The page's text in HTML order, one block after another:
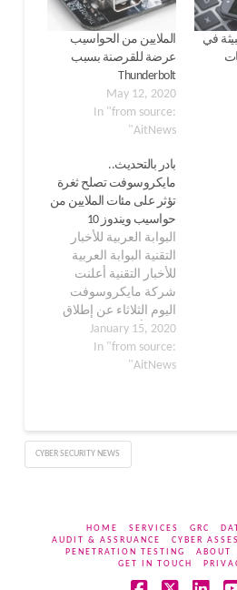
الملايين من الحواسيب
عرضة للقرصنة بسبب
Thunderbolt
May 12, 2020
In "from source:
AitNews"
في
بادر بالتحديث..
مايكروسوفت تصلح ثغرة
تؤثر على مئات الملايين من
حواسيب ويندوز 10
البوابة العربية للأخبار
التقنية البوابة العربية
للأخبار التقنية أعلنت
شركة مايكروسوفت
اليوم الثلاثاء عن إطلاق
إصلاح أمني لثغرة خطرة
جدًا تؤثر على مئات
الملايين من الحواسيب
البرمجيات الأمريكية في
تدوينة أنه قد عُثر على
January 15, 2020
In "from source:
AitNews"
CYBER SECURITY NEWS
HOME SERVICES GRC
AUDIT & ASSRUANCE
CYBER
PENETRATION TESTING
ABOUT
GET IN TOUCH